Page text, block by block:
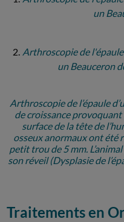
un
Arthroscopie de
un Beauceron
Arthroscopie de l’épaule
de croissance
surface de la tête de
osseux anormaux ont été
petit trou de 5 mm.
son réveil (Dysplasie de
Traitements en